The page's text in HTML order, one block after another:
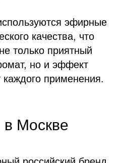
эфирные
качества, что
только приятный
но и эффект
применения.
в Москве